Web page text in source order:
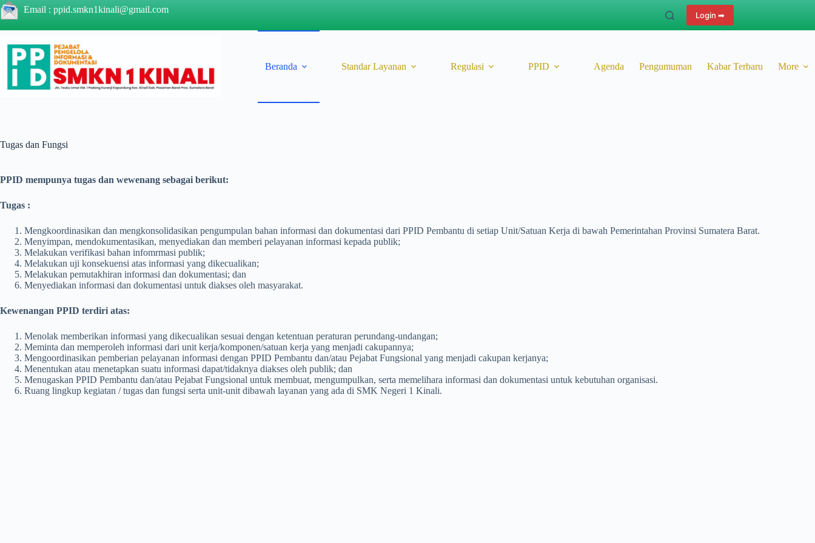
Skip
to
Email : ppid.smkn1kinali@gmail.com
Login ➡
Beranda Standar Layanan Regulasi PPID Agenda Pengumuman Kabar Terbaru More
Tugas dan Fungsi
PPID mempunya tugas dan wewenang sebagai berikut:
Tugas :
Mengkoordinasikan dan mengkonsolidasikan pengumpulan bahan informasi dan dokumentasi dari PPID Pembantu di setiap Unit/Satuan Kerja di bawah Pemerintahan Provinsi Sumatera Barat.
Menyimpan, mendokumentasikan, menyediakan dan memberi pelayanan informasi kepada publik;
Melakukan verifikasi bahan infomrmasi publik;
Melakukan uji konsekuensi atas informasi yang dikecualikan;
Melakukan pemutakhiran informasi dan dokumentasi; dan
Menyediakan informasi dan dokumentasi untuk diakses oleh masyarakat.
Kewenangan PPID terdiri atas:
Menolak memberikan informasi yang dikecualikan sesuai dengan ketentuan peraturan perundang-undangan;
Meminta dan memperoleh informasi dari unit kerja/komponen/satuan kerja yang menjadi cakupannya;
Mengoordinasikan pemberian pelayanan informasi dengan PPID Pembantu dan/atau Pejabat Fungsional yang menjadi cakupan kerjanya;
Menentukan atau menetapkan suatu informasi dapat/tidaknya diakses oleh publik; dan
Menugaskan PPID Pembantu dan/atau Pejabat Fungsional untuk membuat, mengumpulkan, serta memelihara informasi dan dokumentasi untuk kebutuhan organisasi.
Ruang lingkup kegiatan / tugas dan fungsi serta unit-unit dibawah layanan yang ada di SMK Negeri 1 Kinali.